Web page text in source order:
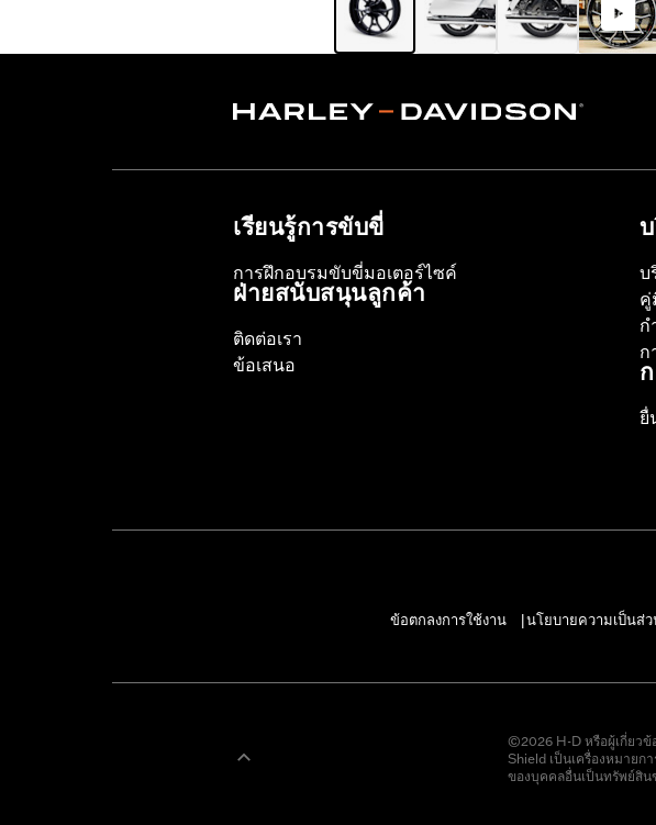
เรียนรู้การขับขี่
การฝึกอบรมขับขี่มอเตอร์ไซค์
ฝ่ายสนับสนุนลูกค้า
ติดต่อเรา
ข้อเสนอ
บ
คู่
ก
ก
ยื่
ข้อตกลงการใช้งาน
นโยบายความเป็นส่
©2026 H-D หรือผู้เกี่ยวข้
Shield เป็นเครื่องหมายก
ของบุคคลอื่นเป็นทรัพย์สิน